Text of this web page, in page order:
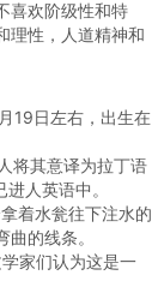
喜欢阶级性和特
理性，人道精神和
19日左右，出生在
将其意译为拉丁语
人英语中。
着水瓮往下注水的
的线条。
家们认为这是一